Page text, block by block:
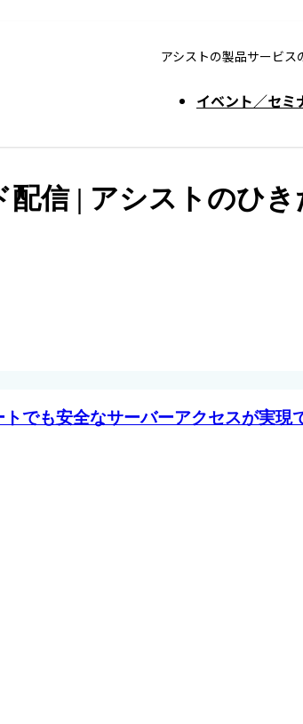
アシストの製品サービス
イベント／セミ
信 | アシストのひき
でも安全なサーバーアクセスが実